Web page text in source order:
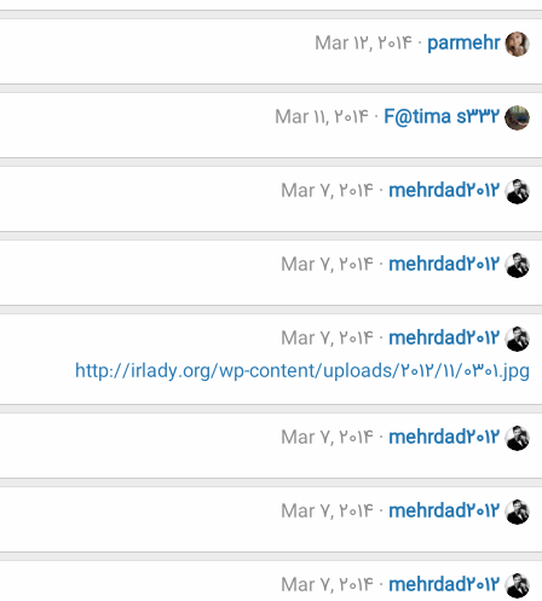
parmehr
Mar 12, 2014
F@tima s332
Mar 11, 2014
mehrdad2012
Mar 7, 2014
mehrdad2012
Mar 7, 2014
mehrdad2012
Mar 7, 2014
http://irlady.org/wp-content/uploads/2012/11/0301.jpg
mehrdad2012
Mar 7, 2014
mehrdad2012
Mar 7, 2014
mehrdad2012
Mar 7, 2014